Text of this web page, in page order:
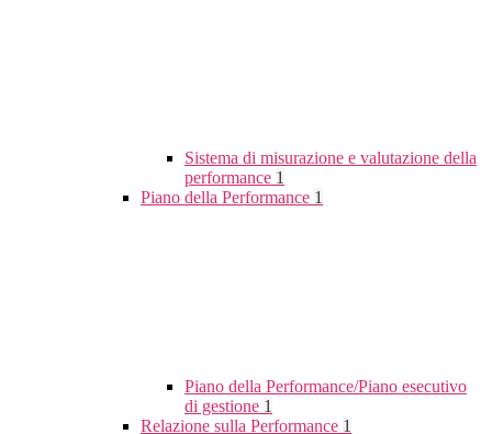
Sistema di misurazione e valutazione della
performance 1
Piano della Performance 1
Piano della Performance/Piano esecutivo
di gestione 1
Relazione sulla Performance 1